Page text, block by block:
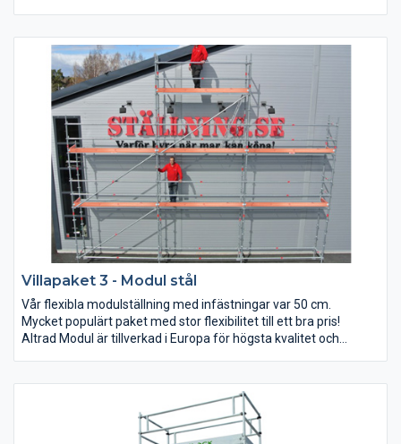
arbetshöjd).
Villapaket 3 - Modul stål
Vår flexibla modulställning med infästningar var 50 cm.
Mycket populärt paket med stor flexibilitet till ett bra pris!
Altrad Modul är tillverkad i Europa för högsta kvalitet och